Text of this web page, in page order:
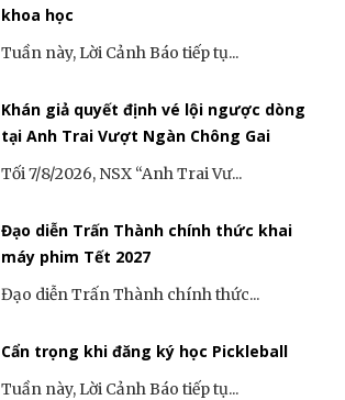
khoa học
Tuần này, Lời Cảnh Báo tiếp tụ...
Khán giả quyết định vé lội ngược dòng
tại Anh Trai Vượt Ngàn Chông Gai
Tối 7/8/2026, NSX “Anh Trai Vư...
Đạo diễn Trấn Thành chính thức khai
máy phim Tết 2027
Đạo diễn Trấn Thành chính thức...
Cẩn trọng khi đăng ký học Pickleball
Tuần này, Lời Cảnh Báo tiếp tụ...